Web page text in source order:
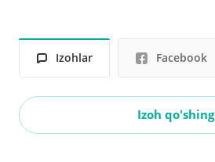
Izohlar Facebook
Izoh qo'shing